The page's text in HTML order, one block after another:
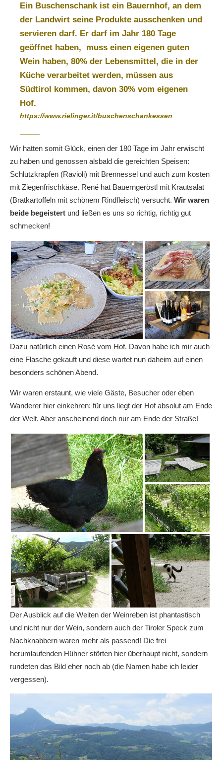
Ein Buschenschankist ein Bauernhof, an dem
der Landwirt seine Produkte ausschenken und
servieren darf. Er darf im Jahr 180 Tage
geöffnet haben, muss einen eigenen guten
Wein haben, 80% der Lebensmittel, die in der
Küche verarbeitet werden, müssen aus
Südtirol kommen, davon 30% vom eigenen
Hof.
https://www.rielinger.it/buschenschankessen
Wir hatten somit Glück, einen der 180 Tage im Jahr erwischt
zu haben und genossen alsbald die gereichten Speisen:
Schlutzkrapfen (Ravioli) mit Brennessel und auch zum kosten
mit Ziegenfrischkäse. René hat Bauerngeröstl mit Krautsalat
(Bratkartoffeln mit schönem Rindfleisch) versucht. Wir waren
beide begeistert und ließen es uns so richtig, richtig gut
schmecken!
Dazu natürlich einen Rosé vom Hof. Davon habe ich mir auch
eine Flasche gekauft und diese wartet nun daheim auf einen
besonders schönen Abend.
Wir waren erstaunt, wie viele Gäste, Besucher oder eben
Wanderer hier einkehren: für uns liegt der Hof absolut am Ende
der Welt. Aber anscheinend doch nur am Ende der Straße!
Der Ausblick auf die Weiten der Weinreben ist phantastisch
und nicht nur der Wein, sondern auch der Tiroler Speck zum
Nachknabbern waren mehr als passend! Die frei
herumlaufenden Hühner störten hier überhaupt nicht, sondern
rundeten das Bild eher noch ab (die Namen habe ich leider
vergessen).